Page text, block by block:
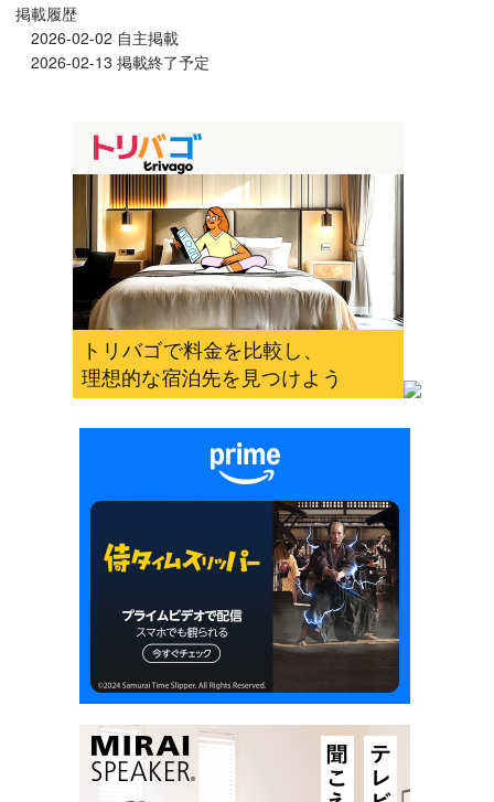
掲載履歴
2026-02-02 自主掲載
2026-02-13 掲載終了予定